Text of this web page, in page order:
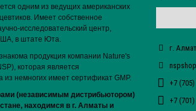
одним из ведущих американских
Имеет собственное
исследовательский центр,
в штате Юта.
продукция компании Nature's
которая является
из немногих имеет сертификат GMP.
(независимым дистрибьютором)
находимся в г. Алматы и
г.
+7
+7